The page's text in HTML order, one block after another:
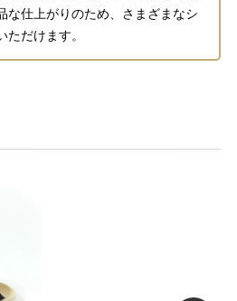
な仕上がりのため、さまざまなシ
だけます。